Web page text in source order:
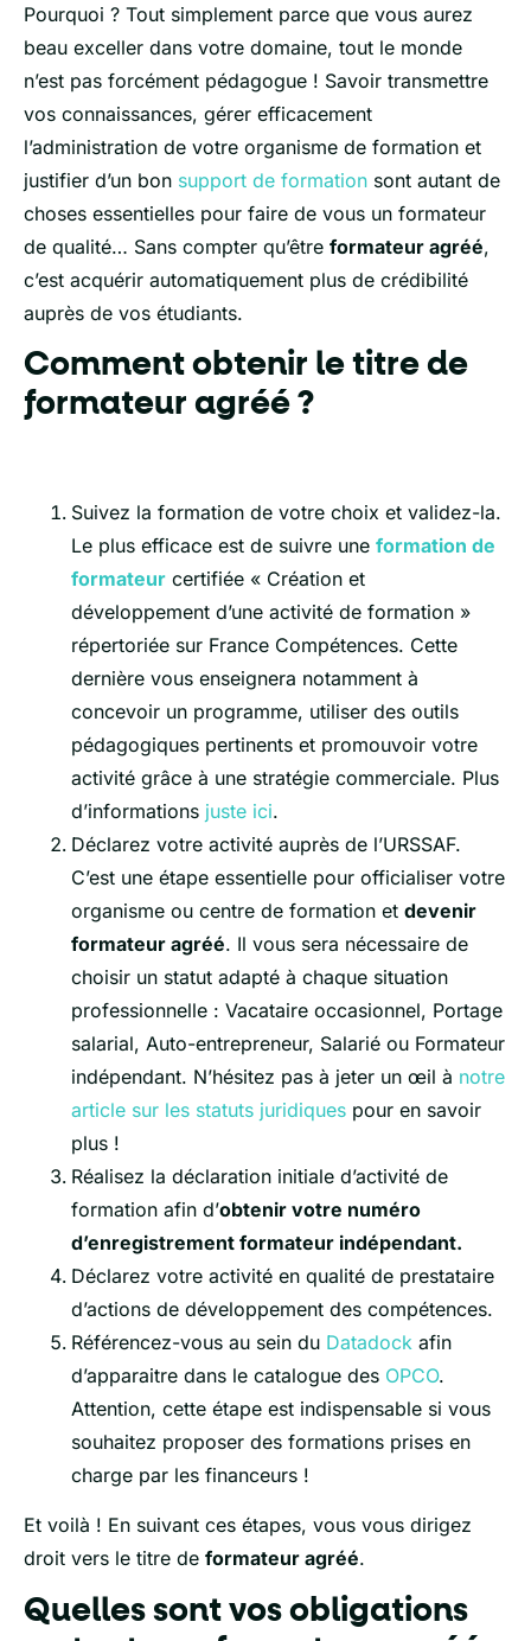
Pourquoi ? Tout simplement parce que vous aurez
beau exceller dans votre domaine, tout le monde
n’est pas forcément pédagogue ! Savoir transmettre
vos connaissances, gérer efficacement
l’administration de votre organisme de formation et
justifier d’un bon support de formation sont autant de
choses essentielles pour faire de vous un formateur
de qualité… Sans compter qu’être formateur agréé,
c’est acquérir automatiquement plus de crédibilité
auprès de vos étudiants.
Comment obtenir le titre de
formateur agréé ?
Suivez la formation de votre choix et validez-la.
Le plus efficace est de suivre une formation de
formateur certifiée « Création et
développement d’une activité de formation »
répertoriée sur France Compétences. Cette
dernière vous enseignera notamment à
concevoir un programme, utiliser des outils
pédagogiques pertinents et promouvoir votre
activité grâce à une stratégie commerciale. Plus
d’informations juste ici.
Déclarez votre activité auprès de l’URSSAF.
C’est une étape essentielle pour officialiser votre
organisme ou centre de formation et devenir
formateur agréé. Il vous sera nécessaire de
choisir un statut adapté à chaque situation
professionnelle : Vacataire occasionnel, Portage
salarial, Auto-entrepreneur, Salarié ou Formateur
indépendant. N’hésitez pas à jeter un œil à notre
article sur les statuts juridiques pour en savoir
plus !
Réalisez la déclaration initiale d’activité de
formation afin d’obtenir votre numéro
d’enregistrement formateur indépendant.
Déclarez votre activité en qualité de prestataire
d’actions de développement des compétences.
Référencez-vous au sein du Datadock afin
d’apparaitre dans le catalogue des OPCO.
Attention, cette étape est indispensable si vous
souhaitez proposer des formations prises en
charge par les financeurs !
Et voilà ! En suivant ces étapes, vous vous dirigez
droit vers le titre de formateur agréé.
Quelles sont vos obligations